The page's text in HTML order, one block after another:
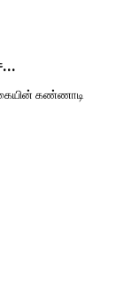
கண்ணாடி